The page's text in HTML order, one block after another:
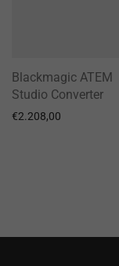
Blackmagic ATEM
Studio Converter
€2.208,00